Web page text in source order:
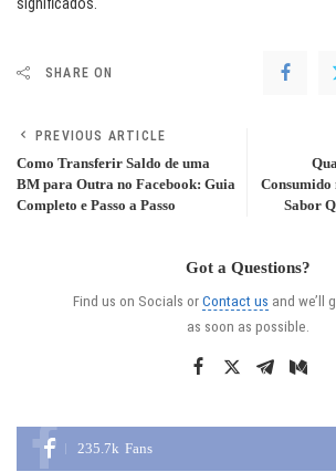
significados.
SHARE ON
PREVIOUS ARTICLE
Como Transferir Saldo de uma
BM para Outra no Facebook: Guia
Completo e Passo a Passo
Consumido
Sabor
Got a Questions?
Find us on Socials orContact us and we’ll
as soon as possible.
235.7k Fans